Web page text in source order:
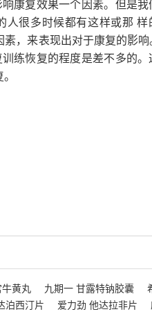
康复效果一个因素。但是
人很多时候都有这样或那 样
，来表现出对于康复的影响
练恢复的程度是差不多的
黄丸 九期一 甘露特钠胶囊
泊西汀片 爱力劲 他达拉非片